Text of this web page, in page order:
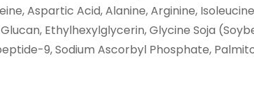
Aspartic Acid, Alanine, Arginine,
Ethylhexylglycerin, Glycine Soja
9, Sodium Ascorbyl Phosphate,